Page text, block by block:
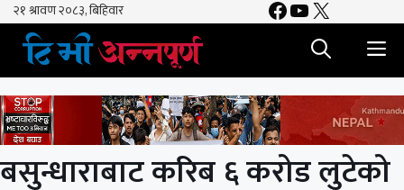
Skip
content
Facebook
YouTube
X
बसुन्धाराबाट करिब ६ करोड लुटेको